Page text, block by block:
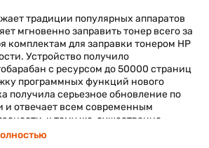
традиции популярных аппаратов
мгновенно заправить тонер всего за
комплектам для заправки тонером HP
Устройство получило
с ресурсом до 50000 страниц
программных функций нового
получила серьезное обновление по
и отвечает всем современным
к тому же, существенно
электроэнергии.